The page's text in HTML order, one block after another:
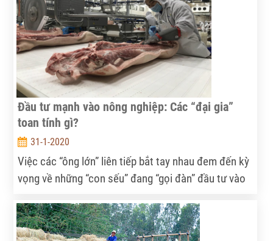
Đầu tư mạnh vào nông nghiệp: Các “đại gia”
toan tính gì?
31-1-2020
Việc các “ông lớn” liên tiếp bắt tay nhau đem đến kỳ
vọng về những “con sếu” đang “gọi đàn” đầu tư vào
sâu vào chuỗi giá trị toàn cầu.